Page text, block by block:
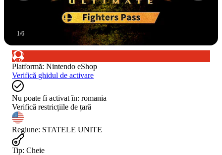
1/6
Platformă: Nintendo eShop
Verifică ghidul de activare
Nu poate fi activat în: romania
Verifică restricțiile de țară
Regiune: STATELE UNITE
Tip: Cheie